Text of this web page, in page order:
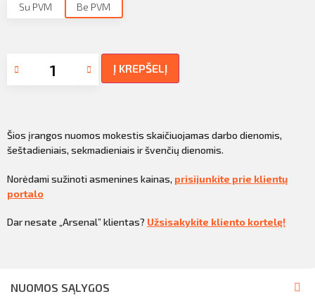
Su PVM Be PVM
Į KREPŠELĮ
Šios įrangos nuomos mokestis skaičiuojamas darbo dienomis,
šeštadieniais, sekmadieniais ir švenčių dienomis.
Norėdami sužinoti asmenines kainas, prisijunkite prie klientų
portalo
Dar nesate „Arsenal” klientas? Užsisakykite kliento kortelę!
NUOMOS SĄLYGOS